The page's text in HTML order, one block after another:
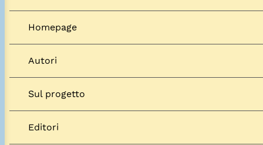
Homepage
Autori
Sul progetto
Editori